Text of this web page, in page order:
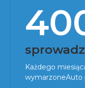
Każdego
wymarzoneAuto